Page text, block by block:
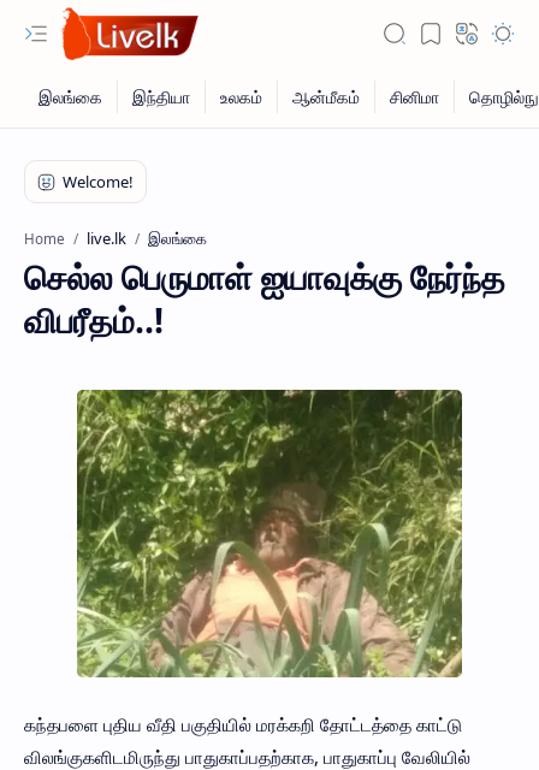
Home live.lk இலங்கை
செல்ல பெருமாள் ஐயாவுக்கு நேர்ந்த
விபரீதம்..!
கந்தபளை புதிய வீதி பகுதியில் மரக்கறி தோட்டத்தை காட்டு
விலங்குகளிடமிருந்து பாதுகாப்பதற்காக, பாதுகாப்பு வேலியில்